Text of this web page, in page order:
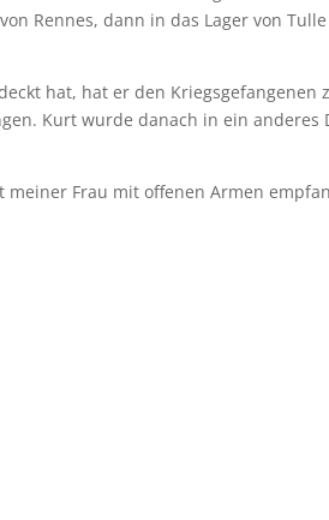
Rennes, dann in das Lager von
hat, hat er den Kriegsgefangenen
Kurt wurde danach in ein anderes
meiner Frau mit offenen Armen